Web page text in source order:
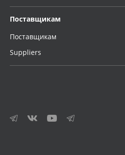
Поставщикам
Поставщикам
Suppliers